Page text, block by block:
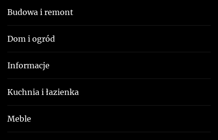
Budowa i remont
Dom i ogród
Informacje
Kuchnia i łazienka
Meble